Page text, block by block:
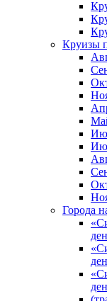
Круизы
Города